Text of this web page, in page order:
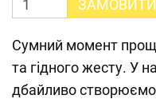
ЗАМОВИТИ
Сумний момент
та гідного жесту. У
дбайливо